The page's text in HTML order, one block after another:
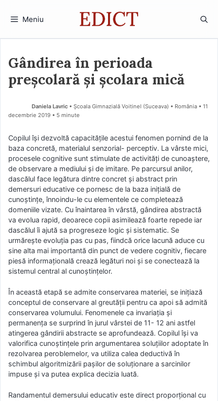
Meniu
Gândirea în perioada
preşcolară şi şcolara mică
Daniela Lavric • Școala Gimnazială Voitinel (Suceava) • România
11
decembrie 2019 • 5 minute
Copilul îşi dezvoltă capacităţile acestui fenomen pornind de la
baza concretă, materialul senzorial- perceptiv. La vârste mici,
procesele cognitive sunt stimulate de activităţi de cunoaştere,
de observare a mediului şi de imitare. Pe parcursul anilor,
dascălul face legătura dintre concret şi abstract prin
demersuri educative ce pornesc de la baza iniţială de
cunoştinţe, înnoindu-le cu elementele ce completează
domeniile vizate. Cu înaintarea în vârstă, gândirea abstractă
va evolua rapid, deoarece copii asimilează foarte repede iar
dascălul îi ajută sa progreseze logic şi sistematic. Se
urmăreşte evoluţia pas cu pas, fiindcă orice lacună aduce cu
sine alta mai importantă din punct de vedere cognitiv, fiecare
piesă informaţională crează legături noi şi se conectează la
sistemul central al cunoştinţelor.
În această etapă se admite conservarea materiei, se iniţiază
conceptul de conservare al greutăţii pentru ca apoi să admită
conservarea volumului. Fenomenele ca invariaţia şi
permanenţa se surprind în jurul vârstei de 11- 12 ani astfel
atingerea gândirii abstracte se aprofundează. Copilul îşi va
valorifica cunoştinţele prin argumentarea soluţiilor adoptate în
rezolvarea peroblemelor, va utiliza calea deductivă în
schimbul algoritmizării paşilor de soluţionare a sarcinilor
impuse şi va putea explica decizia luată.
Randamentul demersului educativ este direct proporţional cu